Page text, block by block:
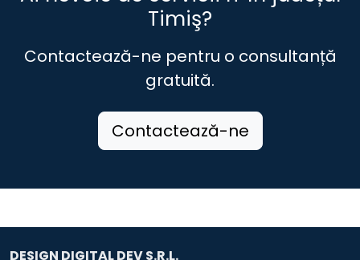
Timiş?
Contactează-ne pentru o consultanță
gratuită.
Contactează-ne
DESIGN DIGITAL DEV S.R.L.